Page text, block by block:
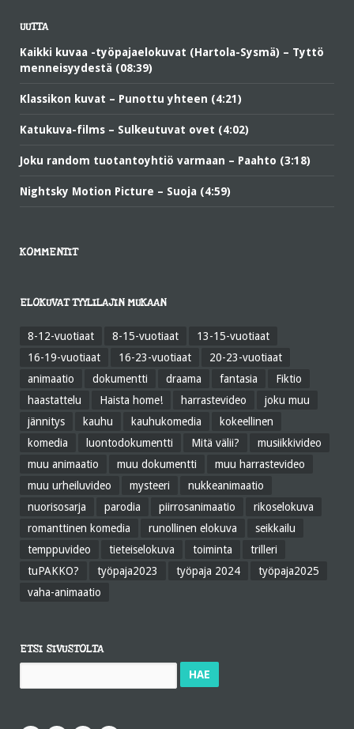
UUTTA
Kaikki kuvaa -työpajaelokuvat (Hartola-Sysmä) – Tyttö
menneisyydestä (08:39)
Klassikon kuvat – Punottu yhteen (4:21)
Katukuva-films – Sulkeutuvat ovet (4:02)
Joku random tuotantoyhtiö varmaan – Paahto (3:18)
Nightsky Motion Picture – Suoja (4:59)
KOMMENTIT
ELOKUVAT TYYLILAJIN MUKAAN
8-12-vuotiaat 8-15-vuotiaat
13-15-vuotiaat
16-19-vuotiaat
16-23-vuotiaat
20-23-vuotiaat
animaatio
dokumentti draama fantasia
Fiktio
haastattelu
Haista home! harrastevideo
joku muu
jännitys
kauhu kauhukomedia
kokeellinen
komedia
luontodokumentti Mitä välii?
musiikkivideo
muu animaatio
muu dokumentti
muu harrastevideo
muu urheiluvideo
mysteeri
nukkeanimaatio
nuorisosarja
parodia piirrosanimaatio
rikoselokuva
romanttinen komedia
runollinen elokuva
seikkailu
temppuvideo
tieteiselokuva toiminta
trilleri
tuPAKKO?
työpaja2023 työpaja 2024
työpaja2025
vaha-animaatio
ETSI SIVUSTOLTA